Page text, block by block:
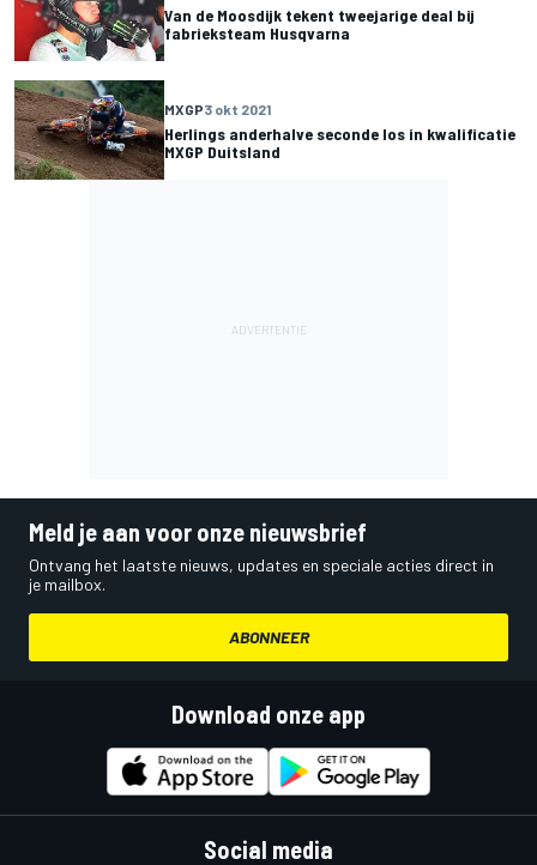
Van de Moosdijk tekent tweejarige deal bij
fabrieksteam Husqvarna
MXGP3 okt 2021
Herlings anderhalve seconde los in kwalificatie
MXGP Duitsland
Meld je aan voor onze nieuwsbrief
Ontvang het laatste nieuws, updates en speciale acties direct in
je mailbox.
ABONNEER
Download onze app
Social media